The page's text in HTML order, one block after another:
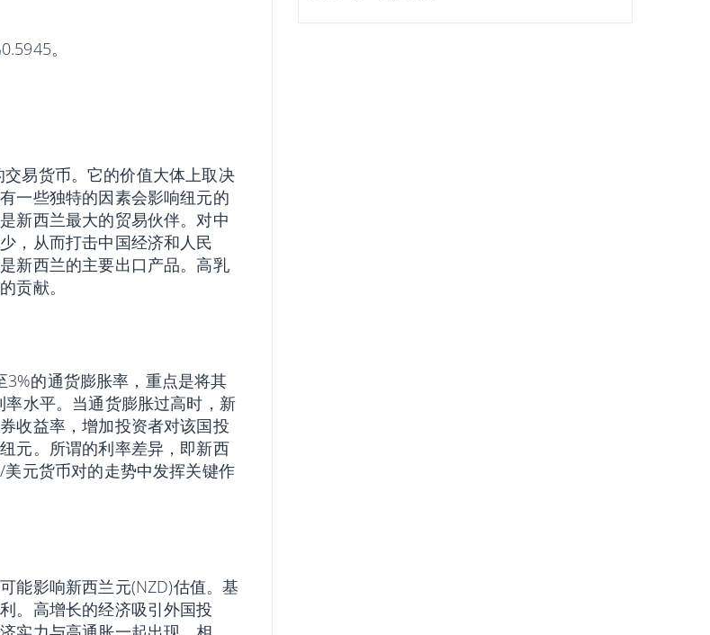
。
易货币。它的价值大体上取决
一些独特的因素会影响纽元的
新西兰最大的贸易伙伴。对中
，从而打击中国经济和人民
新西兰的主要出口产品。高乳
贡献。
3%的通货膨胀率，重点是将其
水平。当通货膨胀过高时，新
收益率，增加投资者对该国投
元。所谓的利率差异，即新西
元货币对的走势中发挥关键作
能影响新西兰元(NZD)估值。基
。高增长的经济吸引外国投